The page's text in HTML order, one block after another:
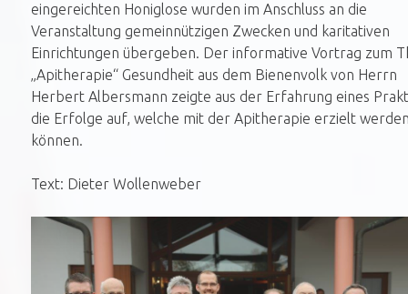
eingereichten Honiglose wurden im Anschluss an die
Veranstaltung gemeinnützigen Zwecken und karitativen
Einrichtungen übergeben. Der informative Vortrag zum
„Apitherapie“ Gesundheit aus dem Bienenvolk von Herrn
Herbert Albersmann zeigte aus der Erfahrung eines
die Erfolge auf, welche mit der Apitherapie erzielt
können.
Text: Dieter Wollenweber